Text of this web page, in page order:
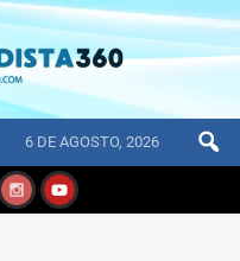
6 DE AGOSTO, 2026